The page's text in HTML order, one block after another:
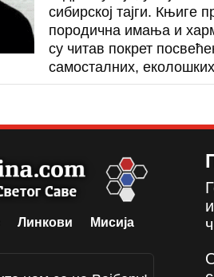
сибирској тајги. Књиге
породична имања и
су читав покрет
самосталних,
Линкови Мисија